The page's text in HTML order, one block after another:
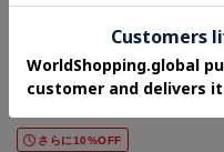
【洗える】メッシュ キャミワンピース
¥4,793
さらに10%OFF